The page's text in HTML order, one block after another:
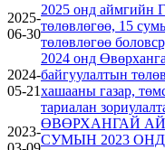
2025-
06-30
2025 онд аймгийн
төлөвлөгөө, 15
төлөвлөгөө
2024-
05-21
2024 онд
байгуулалтын
хашааны газар,
тариалан
2023-
ӨВӨРХАНГАЙ
СУМЫН 2023